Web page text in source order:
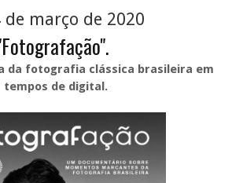
março de 2020
da fotografia clássica brasileira em
tempos de digital.